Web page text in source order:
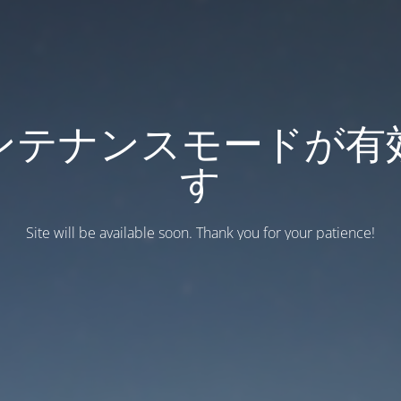
テナンスモードが有
す
Site will be available soon. Thank you for your patience!